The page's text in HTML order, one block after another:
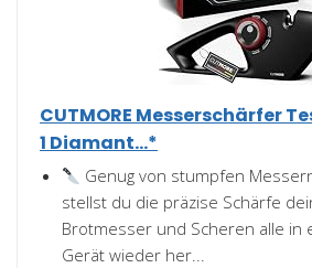
CUTMORE Messerschärfer
1 Diamant...*
Genug von stumpfen
stellst du die präzise Schärfe
Brotmesser und Scheren alle in
Gerät wieder her...